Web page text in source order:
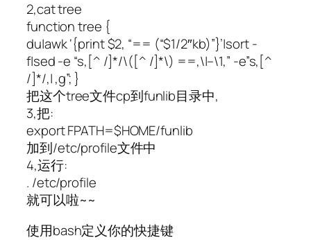
2,cat tree
function tree {
du|awk ‘{print $2, “== (“$1/2″kb)”}’|sort -
f|sed -e “s,[^ /]*/\([^ /]*\) ==,\|–\1,” -e”s,[^
/]*/,| ,g”; }
把这个tree文件cp到funlib目录中,
3,把:
export FPATH=$HOME/funlib
加到/etc/profile文件中
4,运行:
. /etc/profile
就可以啦~~
使用bash定义你的快捷键